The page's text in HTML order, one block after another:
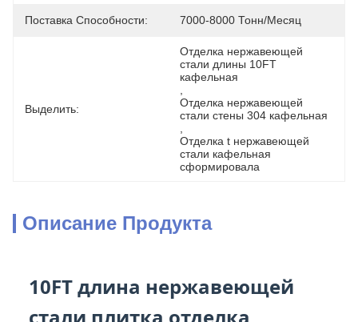
Поставка Способности: 7000-8000 Тонн/месяц
Выделить:
Отделка нержавеющей
стали длины 10FT
кафельная
Отделка нержавеющей
стали стены 304 кафельная
Отделка t нержавеющей
стали кафельная
сформировала
Описание Продукта
10FT длина нержавеющей